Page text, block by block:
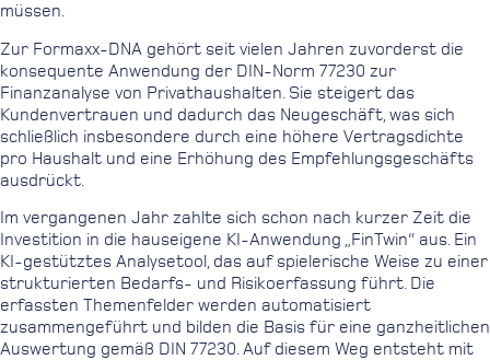
müssen.
Zur Formaxx-DNA gehört seit vielen Jahren zuvorderst die
konsequente Anwendung der DIN-Norm 77230 zur
Finanzanalyse von Privathaushalten. Sie steigert das
Kundenvertrauen und dadurch das Neugeschäft, was sich
schließlich insbesondere durch eine höhere Vertragsdichte
pro Haushalt und eine Erhöhung des Empfehlungsgeschäfts
ausdrückt.
Im vergangenen Jahr zahlte sich schon nach kurzer Zeit die
Investition in die hauseigene KI-Anwendung „FinTwin“ aus. Ein
KI-gestütztes Analysetool, das auf spielerische Weise zu einer
strukturierten Bedarfs- und Risikoerfassung führt. Die
erfassten Themenfelder werden automatisiert
zusammengeführt und bilden die Basis für eine ganzheitlichen
Auswertung gemäß DIN 77230. Auf diesem Weg entsteht mit